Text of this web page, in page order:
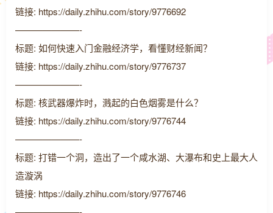
链接: https://daily.zhihu.com/story/9776692
———————-
标题: 如何快速入门金融经济学，看懂财经新闻？
链接: https://daily.zhihu.com/story/9776737
———————-
标题: 核武器爆炸时，溅起的白色烟雾是什么？
链接: https://daily.zhihu.com/story/9776744
———————-
标题: 打错一个洞，造出了一个咸水湖、大瀑布和史上最大人
造漩涡
链接: https://daily.zhihu.com/story/9776746